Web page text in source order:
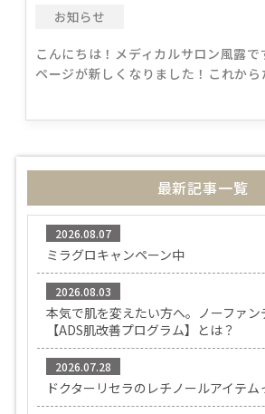
お知らせ
こんにちは！メディカルサロン風露
ページが新しくなりました！これか
最新記事一覧
2026.08.07
ミラグロキャンペーン中
2026.08.03
本気で肌を変えたい方へ。ノーファン
【ADS肌改善プログラム】とは？
2026.07.28
ドクターリセラのレチノールアイテム